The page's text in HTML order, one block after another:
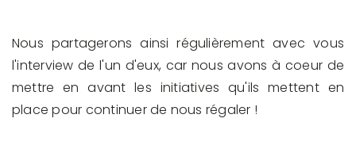
Nous partagerons ainsi régulièrement avec vous
l'interview de l'un d'eux, car nous avons à coeur de
mettre en avant les initiatives qu'ils mettent en
place pour continuer de nous régaler !